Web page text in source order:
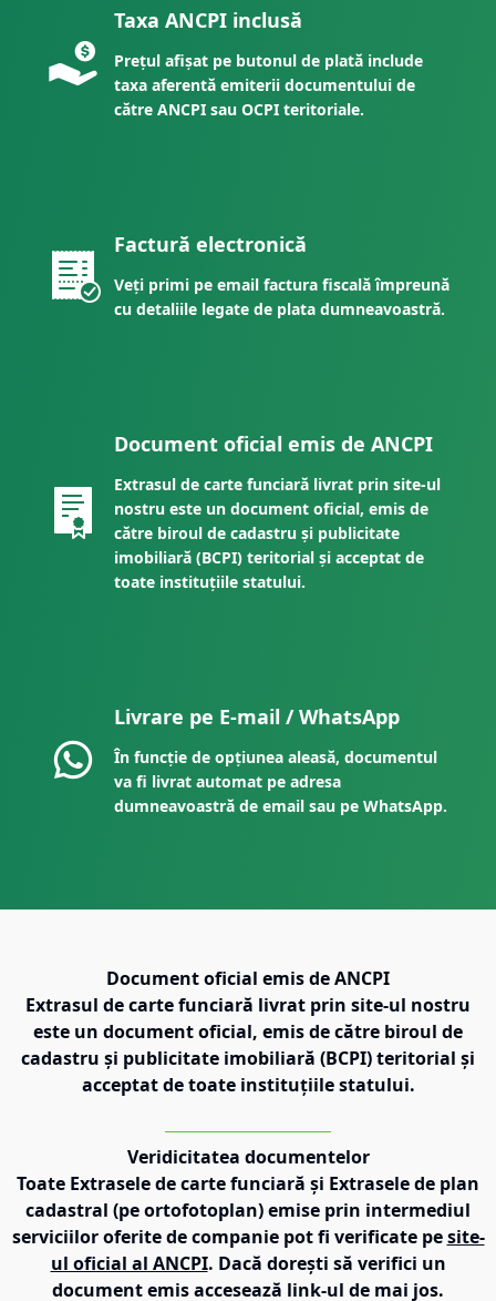
Taxa ANCPI inclusă
Prețul afișat pe butonul de plată include
taxa aferentă emiterii documentului de
către ANCPI sau OCPI teritoriale.
Factură electronică
Veți primi pe email factura fiscală împreună
cu detaliile legate de plata dumneavoastră.
Document oficial emis de ANCPI
Extrasul de carte funciară livrat prin site-ul
nostru este un document oficial, emis de
către biroul de cadastru și publicitate
imobiliară (BCPI) teritorial și acceptat de
toate instituțiile statului.
Livrare pe E-mail / WhatsApp
În funcție de opțiunea aleasă, documentul
va fi livrat automat pe adresa
dumneavoastră de email sau pe WhatsApp.
Document oficial emis de ANCPI
Extrasul de carte funciară livrat prin site-ul nostru
este un document oficial, emis de către biroul de
cadastru și publicitate imobiliară (BCPI) teritorial și
acceptat de toate instituțiile statului.
Veridicitatea documentelor
Toate Extrasele de carte funciară și Extrasele de plan
cadastral (pe ortofotoplan) emise prin intermediul
serviciilor oferite de companie pot fi verificate pe site-
ul oficial al ANCPI. Dacă dorești să verifici un
document emis accesează link-ul de mai jos.